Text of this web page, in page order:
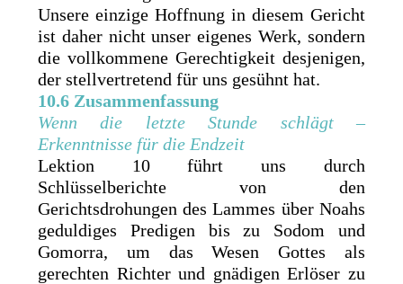
Unsere einzige Hoffnung in diesem Gericht
ist daher nicht unser eigenes Werk, sondern
die vollkommene Gerechtigkeit desjenigen,
der stellvertretend für uns gesühnt hat.
10.6 Zusammenfassung
Wenn die letzte Stunde schlägt –
Erkenntnisse für die Endzeit
Lektion 10 führt uns durch
Schlüsselberichte von den
Gerichtsdrohungen des Lammes über Noahs
geduldiges Predigen bis zu Sodom und
Gomorra, um das Wesen Gottes als
gerechten Richter und gnädigen Erlöser zu